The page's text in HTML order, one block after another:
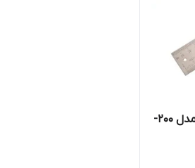
زاویه سنج دیجیتالی اینسایز مدل 200-